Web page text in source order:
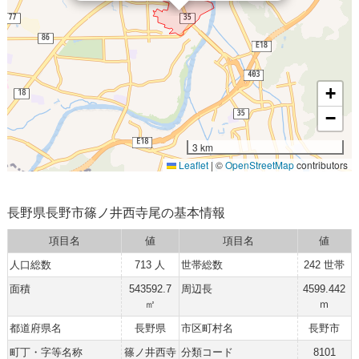
+
−
3 km
Leaflet | ©OpenStreetMapcontributors
長野県長野市篠ノ井西寺尾の基本情報
項目名 値 項目名
値
人口総数
713 人 世帯総数
242 世帯
面積
543592.7
㎡
周辺長
4599.442
ｍ
都道府県名
長野県 市区町村名
長野市
町丁・字等名称
篠ノ井西寺 分類コード 8101